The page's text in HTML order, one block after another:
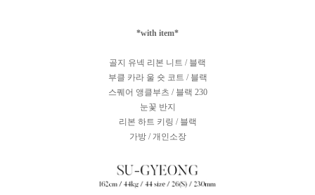
*with item*
골지 유넥 리본 니트 / 블랙
부클 카라 울 숏 코트 / 블랙
스퀘어 앵클부츠 / 블랙 230
눈꽃 반지
리본 하트 키링 / 블랙
가방 / 개인소장